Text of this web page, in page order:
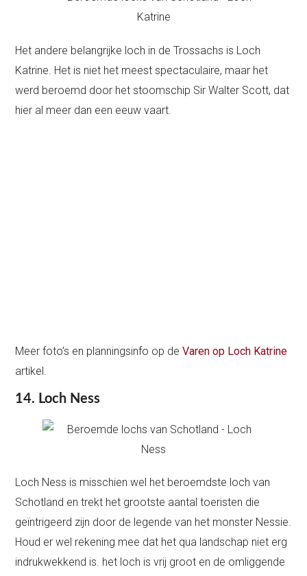
Het andere belangrijke loch in de Trossachs is Loch
Katrine. Het is niet het meest spectaculaire, maar het
werd beroemd door het stoomschip Sir Walter Scott, dat
hier al meer dan een eeuw vaart.
Meer foto’s en planningsinfo op deVaren op Loch Katrine
artikel.
14. Loch Ness
Loch Ness is misschien wel het beroemdste loch van
Schotland en trekt het grootste aantal toeristen die
geïntrigeerd zijn door de legende van het monster Nessie.
Houd er wel rekening mee dat het qua landschap niet erg
indrukwekkend is. het loch is vrij groot en de omliggende